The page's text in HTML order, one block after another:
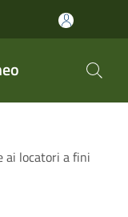
ai locatori a fini